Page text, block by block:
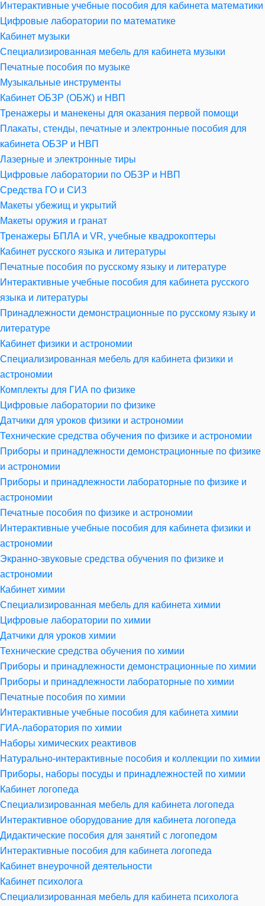
Интерактивные учебные пособия для кабинета математики
Цифровые лаборатории по математике
Кабинет музыки
Специализированная мебель для кабинета музыки
Печатные пособия по музыке
Музыкальные инструменты
Кабинет ОБЗР (ОБЖ) и НВП
Тренажеры и манекены для оказания первой помощи
Плакаты, стенды, печатные и электронные пособия для
кабинета ОБЗР и НВП
Лазерные и электронные тиры
Цифровые лаборатории по ОБЗР и НВП
Средства ГО и СИЗ
Макеты убежищ и укрытий
Макеты оружия и гранат
Тренажеры БПЛА и VR, учебные квадрокоптеры
Кабинет русского языка и литературы
Печатные пособия по русскому языку и литературе
Интерактивные учебные пособия для кабинета русского
языка и литературы
Принадлежности демонстрационные по русскому языку и
литературе
Кабинет физики и астрономии
Специализированная мебель для кабинета физики и
астрономии
Комплекты для ГИА по физике
Цифровые лаборатории по физике
Датчики для уроков физики и астрономии
Технические средства обучения по физике и астрономии
Приборы и принадлежности демонстрационные по физике
и астрономии
Приборы и принадлежности лабораторные по физике и
астрономии
Печатные пособия по физике и астрономии
Интерактивные учебные пособия для кабинета физики и
астрономии
Экранно-звуковые средства обучения по физике и
астрономии
Кабинет химии
Специализированная мебель для кабинета химии
Цифровые лаборатории по химии
Датчики для уроков химии
Технические средства обучения по химии
Приборы и принадлежности демонстрационные по химии
Приборы и принадлежности лабораторные по химии
Печатные пособия по химии
Интерактивные учебные пособия для кабинета химии
ГИА-лаборатория по химии
Наборы химических реактивов
Натурально-интерактивные пособия и коллекции по химии
Приборы, наборы посуды и принадлежностей по химии
Кабинет логопеда
Специализированная мебель для кабинета логопеда
Интерактивное оборудование для кабинета логопеда
Дидактические пособия для занятий с логопедом
Интерактивные пособия для кабинета логопеда
Кабинет внеурочной деятельности
Кабинет психолога
Специализированная мебель для кабинета психолога